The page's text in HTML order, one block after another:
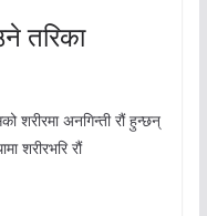
तरिका
शरीरमा अनगिन्ती रौं हुन्छन्
शरीरभरि रौं